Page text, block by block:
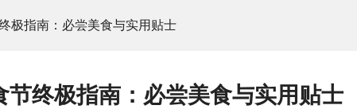
极指南：必尝美食与实用贴士
节终极指南：必尝美食与实用贴士